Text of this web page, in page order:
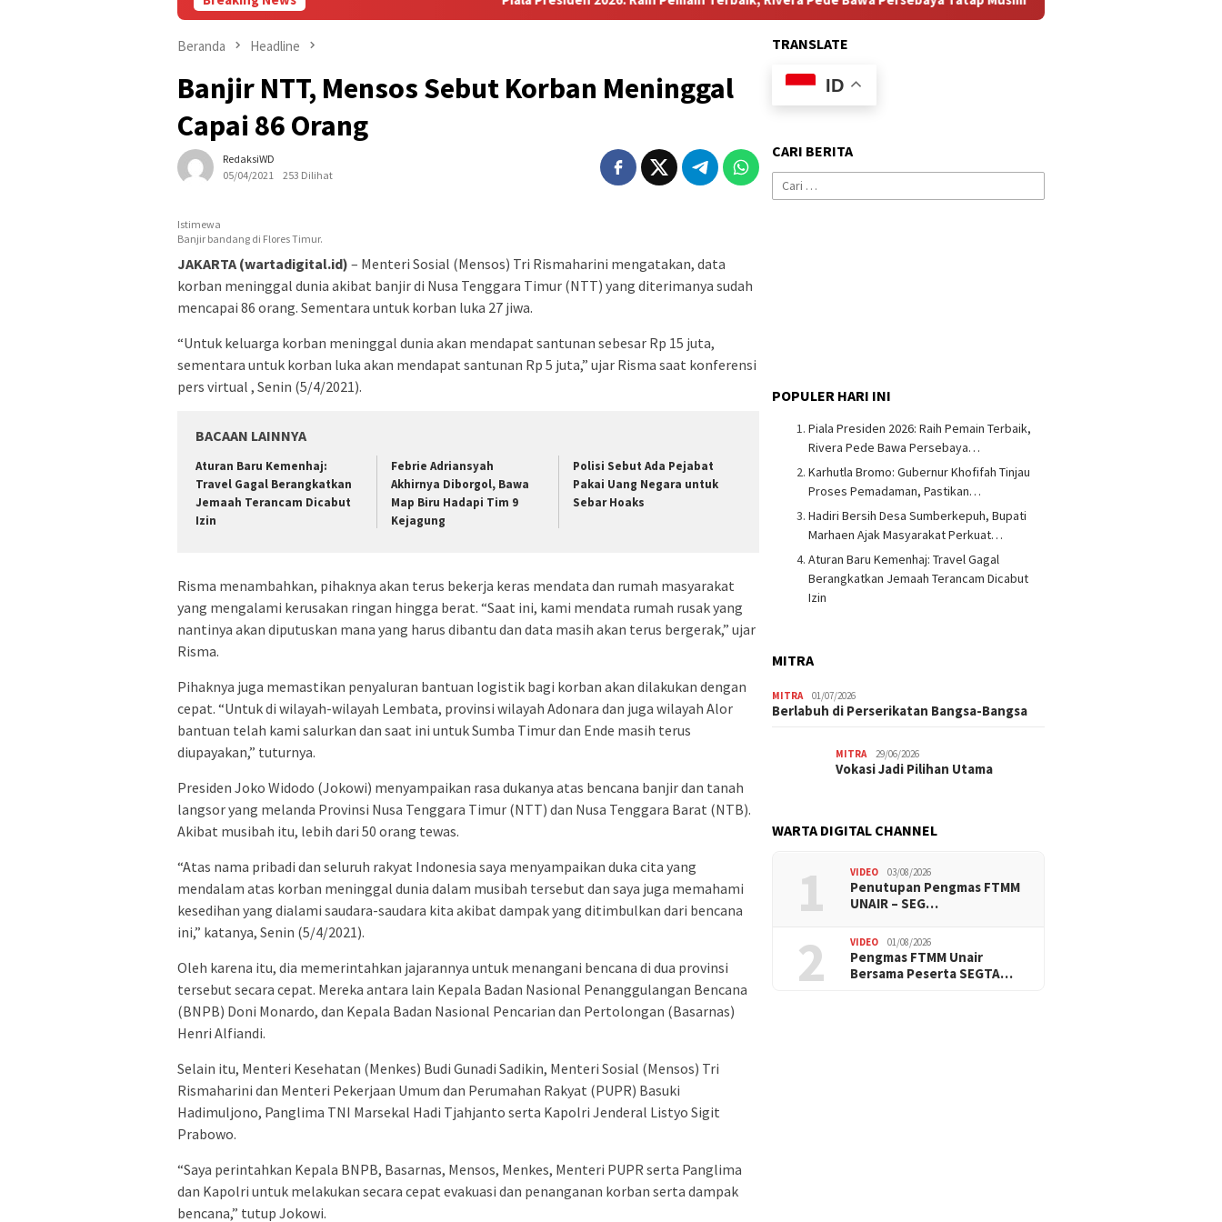
Beranda Headline
Banjir NTT, Mensos Sebut Korban Meninggal
Capai 86 Orang
RedaksiWD
05/04/2021
253 Dilihat
Istimewa
Banjir bandang di Flores Timur.
JAKARTA (wartadigital.id) – Menteri Sosial (Mensos) Tri Rismaharini mengatakan, data
korban meninggal dunia akibat banjir di Nusa Tenggara Timur (NTT) yang diterimanya sudah
mencapai 86 orang. Sementara untuk korban luka 27 jiwa.
“Untuk keluarga korban meninggal dunia akan mendapat santunan sebesar Rp 15 juta,
sementara untuk korban luka akan mendapat santunan Rp 5 juta,” ujar Risma saat konferensi
pers virtual , Senin (5/4/2021).
BACAAN LAINNYA
Aturan Baru Kemenhaj:
Travel Gagal Berangkatkan
Jemaah Terancam Dicabut
Izin
Febrie Adriansyah
Akhirnya Diborgol, Bawa
Map Biru Hadapi Tim 9
Kejagung
Polisi Sebut Ada Pejabat
Pakai Uang Negara untuk
Sebar Hoaks
Risma menambahkan, pihaknya akan terus bekerja keras mendata dan rumah masyarakat
yang mengalami kerusakan ringan hingga berat. “Saat ini, kami mendata rumah rusak yang
nantinya akan diputuskan mana yang harus dibantu dan data masih akan terus bergerak,” ujar
Risma.
Pihaknya juga memastikan penyaluran bantuan logistik bagi korban akan dilakukan dengan
cepat. “Untuk di wilayah-wilayah Lembata, provinsi wilayah Adonara dan juga wilayah Alor
bantuan telah kami salurkan dan saat ini untuk Sumba Timur dan Ende masih terus
diupayakan,” tuturnya.
Presiden Joko Widodo (Jokowi) menyampaikan rasa dukanya atas bencana banjir dan tanah
langsor yang melanda Provinsi Nusa Tenggara Timur (NTT) dan Nusa Tenggara Barat (NTB).
Akibat musibah itu, lebih dari 50 orang tewas.
“Atas nama pribadi dan seluruh rakyat Indonesia saya menyampaikan duka cita yang
mendalam atas korban meninggal dunia dalam musibah tersebut dan saya juga memahami
kesedihan yang dialami saudara-saudara kita akibat dampak yang ditimbulkan dari bencana
ini,” katanya, Senin (5/4/2021).
Oleh karena itu, dia memerintahkan jajarannya untuk menangani bencana di dua provinsi
tersebut secara cepat. Mereka antara lain Kepala Badan Nasional Penanggulangan Bencana
(BNPB) Doni Monardo, dan Kepala Badan Nasional Pencarian dan Pertolongan (Basarnas)
Henri Alfiandi.
Selain itu, Menteri Kesehatan (Menkes) Budi Gunadi Sadikin, Menteri Sosial (Mensos) Tri
Rismaharini dan Menteri Pekerjaan Umum dan Perumahan Rakyat (PUPR) Basuki
Hadimuljono, Panglima TNI Marsekal Hadi Tjahjanto serta Kapolri Jenderal Listyo Sigit
Prabowo.
“Saya perintahkan Kepala BNPB, Basarnas, Mensos, Menkes, Menteri PUPR serta Panglima
dan Kapolri untuk melakukan secara cepat evakuasi dan penanganan korban serta dampak
bencana,” tutup Jokowi.
TRANSLATE
ID
CARI BERITA
Cari
untuk:
POPULER HARI INI
Piala Presiden 2026: Raih Pemain Terbaik,
Rivera Pede Bawa Persebaya…
Karhutla Bromo: Gubernur Khofifah Tinjau
Proses Pemadaman, Pastikan…
Hadiri Bersih Desa Sumberkepuh, Bupati
Marhaen Ajak Masyarakat Perkuat…
Aturan Baru Kemenhaj: Travel Gagal
Berangkatkan Jemaah Terancam Dicabut
Izin
MITRA
MITRA 01/07/2026
Berlabuh di Perserikatan Bangsa-Bangsa
MITRA 29/06/2026
Vokasi Jadi Pilihan Utama
WARTA DIGITAL CHANNEL
1 VIDEO 03/08/2026
Penutupan Pengmas FTMM
UNAIR – SEG…
2 VIDEO 01/08/2026
Pengmas FTMM Unair
Bersama Peserta SEGTA…